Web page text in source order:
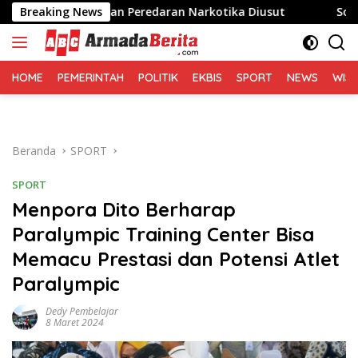
Langsung
ke
konten
Breaking News
Dugaan Peredaran Narkotika Diusut Sofyan Tan:
HOME PEMERINTAH POLITIK EKBIS SPORT NEWS
Beranda SPORT
SPORT
Menpora Dito Berharap
Paralympic Training Center Bisa
Memacu Prestasi dan Potensi Atlet
Paralympic
Dedy Pembelajar
8 Maret 2024